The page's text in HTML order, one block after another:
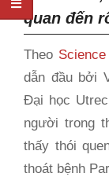
quan đến
Theo
dẫn đầu bởi
Đại học
người trong
thấy thói
thoát bệnh